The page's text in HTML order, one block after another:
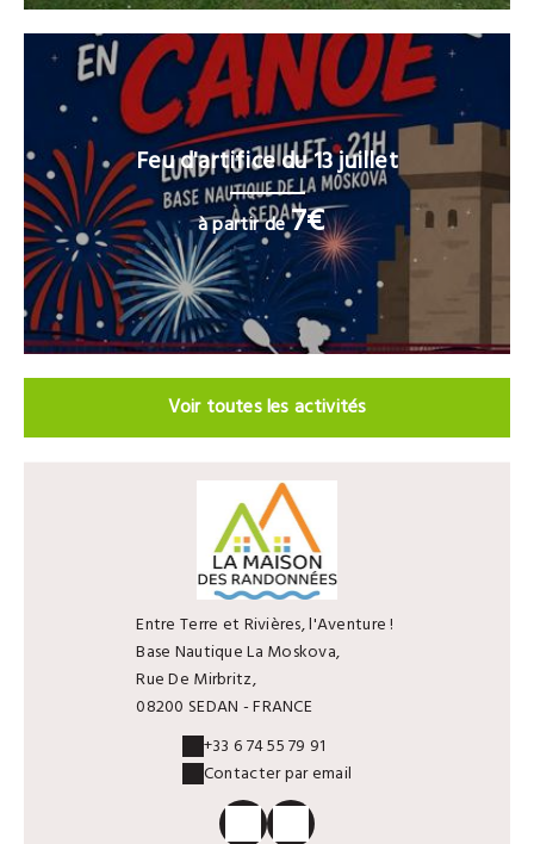
Feu d'artifice du 13 juillet
à partir de7€
Voir toutes les activités
Entre Terre et Rivières, l'Aventure !
Base Nautique La Moskova,
Rue De Mirbritz,
08200 SEDAN - FRANCE
+33 6 74 55 79 91
Contacter par email